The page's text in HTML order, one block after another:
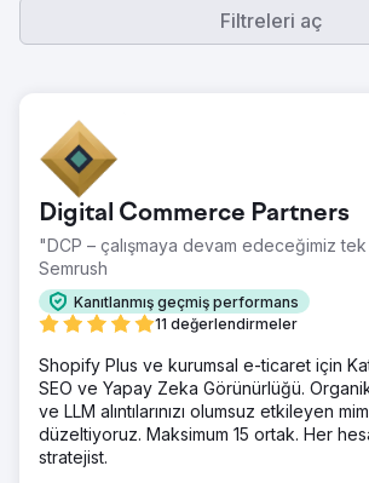
Filtreleri aç
Digital Commerce Partners
"DCP – çalışmaya devam edeceğimiz
Semrush
Kanıtlanmış geçmiş performans
11 değerlendirmeler
Shopify Plus ve kurumsal e-ticaret için
SEO ve Yapay Zeka Görünürlüğü. Organik
ve LLM alıntılarınızı olumsuz etkileyen
düzeltiyoruz. Maksimum 15 ortak. Her
stratejist.